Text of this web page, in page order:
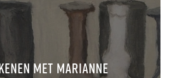
met Marianne